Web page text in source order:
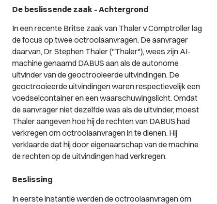
De beslissende zaak - Achtergrond
In een recente Britse zaak vanThaler v Comptrollerlag
de focus op twee octrooiaanvragen. De aanvrager
daarvan, Dr. Stephen Thaler ("Thaler"), wees zijn AI-
machine genaamd DABUS aan als de autonome
uitvinder van de geoctrooieerde uitvindingen. De
geoctrooieerde uitvindingen waren respectievelijk een
voedselcontainer en een waarschuwingslicht. Omdat
de aanvrager niet dezelfde was als de uitvinder, moest
Thaler aangeven hoe hij de rechten van DABUS had
verkregen om octrooiaanvragen in te dienen. Hij
verklaarde dat hij door eigenaarschap van de machine
de rechten op de uitvindingen had verkregen.
Beslissing
In eerste instantie werden de octrooiaanvragen om